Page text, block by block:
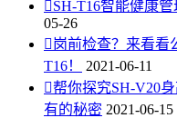
SH-T16智能健康
05-26
岗前检查？来看看
T16！
2021-06-11
帮你探究SH-V20
有的秘密 2021-06-15